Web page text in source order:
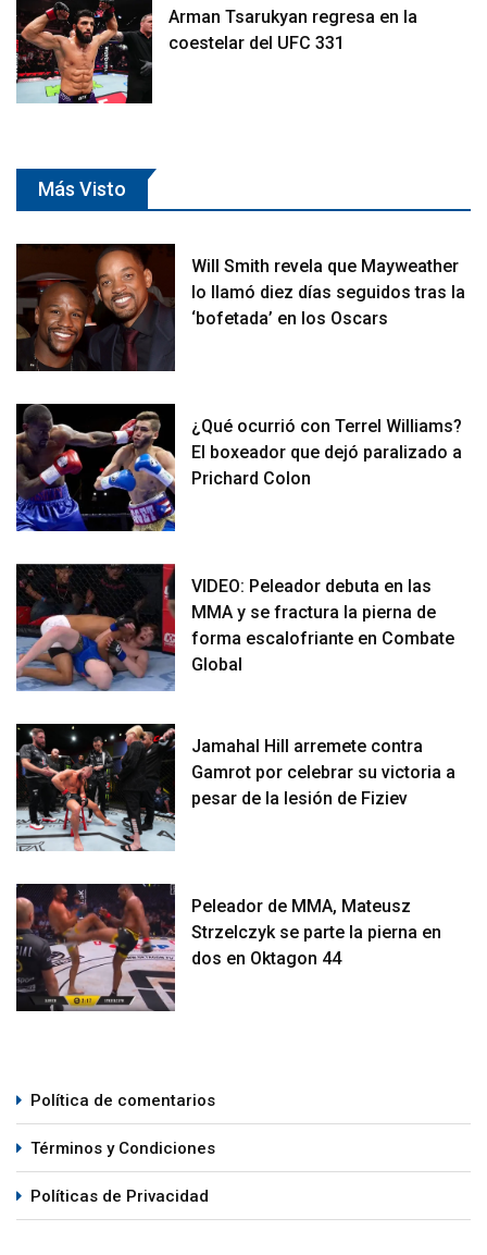
Arman Tsarukyan regresa en la
coestelar del UFC 331
Más Visto
Will Smith revela que Mayweather
lo llamó diez días seguidos tras la
‘bofetada’ en los Oscars
¿Qué ocurrió con Terrel Williams?
El boxeador que dejó paralizado a
Prichard Colon
VIDEO: Peleador debuta en las
MMA y se fractura la pierna de
forma escalofriante en Combate
Global
Jamahal Hill arremete contra
Gamrot por celebrar su victoria a
pesar de la lesión de Fiziev
Peleador de MMA, Mateusz
Strzelczyk se parte la pierna en
dos en Oktagon 44
Política de comentarios
Términos y Condiciones
Políticas de Privacidad